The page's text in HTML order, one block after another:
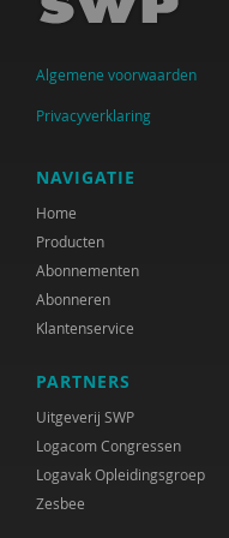
Krijn van Beek
Christien Begemann
Joop Belderok
Elena Bendien
Henk Berg
Sandra Beurskens
Claudia Biegel
Arnoud Boerwinkel
Liesbeth Boerwinkel
Ernst Bohlmeijer
Algemene voorwaarden
Privacyverklaring
NAVIGATIE
Home
Producten
Abonnementen
Abonneren
Klantenservice
PARTNERS
Uitgeverij SWP
Logacom Congressen
Logavak Opleidingsgroep
Zesbee